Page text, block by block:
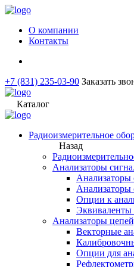
О компании
Контакты
+7 (831) 235-03-90 Заказать
Каталог
Радиоизмерительное
Назад
Анализаторы
Анализаторы
Анализаторы
Опции к
Эквиваленты
Анализаторы
Векторные
Опции для